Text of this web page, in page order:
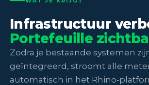
Infrastructuur
Portefeuille
Zodra je bestaande systemen
geïntegreerd, stroomt alle
automatisch in het Rhino-